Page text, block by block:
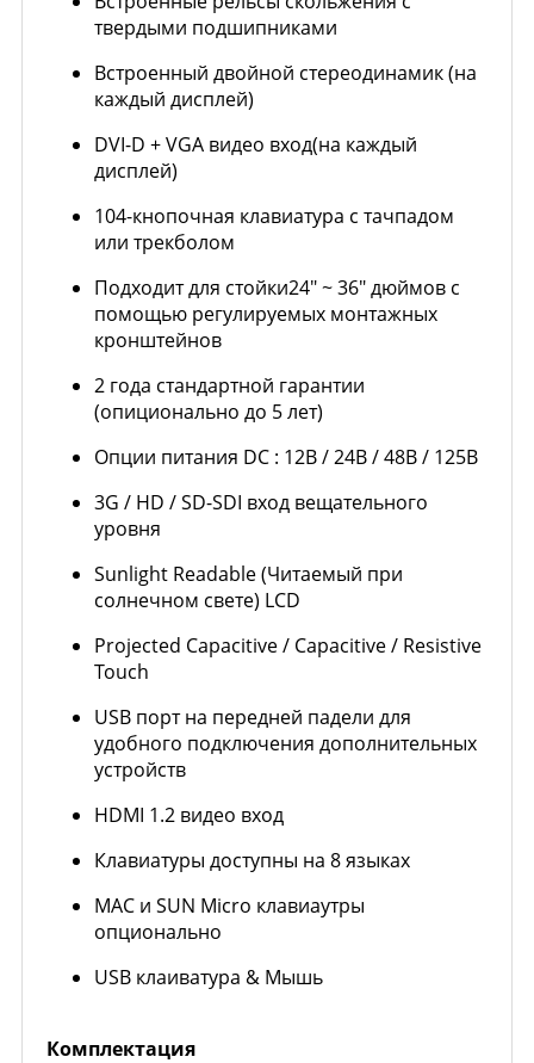
твердыми подшипниками
Встроенный двойной стереодинамик (на
каждый дисплей)
DVI-D + VGA видео вход(на каждый
дисплей)
104-кнопочная клавиатура с тачпадом
или трекболом
Подходит для стойки24" ~ 36" дюймов с
помощью регулируемых монтажных
кронштейнов
2 года стандартной гарантии
(опиционально до 5 лет)
Опции питания DC : 12В / 24В / 48В / 125В
3G / HD / SD-SDI вход вещательного
уровня
Sunlight Readable (Читаемый при
солнечном свете) LCD
Projected Capacitive / Capacitive / Resistive
Touch
USB порт на передней падели для
удобного подключения дополнительных
устройств
HDMI 1.2 видео вход
Клавиатуры доступны на 8 языках
MAC и SUN Micro клавиаутры
опционально
USB клаиватура & Мышь
Комплектация